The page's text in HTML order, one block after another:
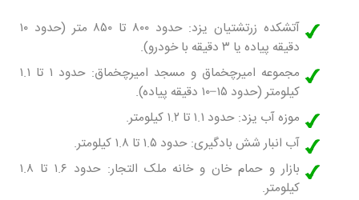
آتشکده زرتشتیان یزد: حدود ۸۰۰ تا ۸۵۰ متر (حدود ۱۰
دقیقه پیاده یا ۳ دقیقه با خودرو).
مجموعه امیرچخماق و مسجد امیرچخماق: حدود ۱ تا ۱.۱
کیلومتر (حدود ۱۵–۱۰ دقیقه پیاده).
موزه آب یزد: حدود ۱.۱ تا ۱.۲ کیلومتر.
آب انبار شش بادگیری: حدود ۱.۵ تا ۱.۸ کیلومتر.
بازار و حمام خان و خانه ملک التجار: حدود ۱.۶ تا ۱.۸
کیلومتر.